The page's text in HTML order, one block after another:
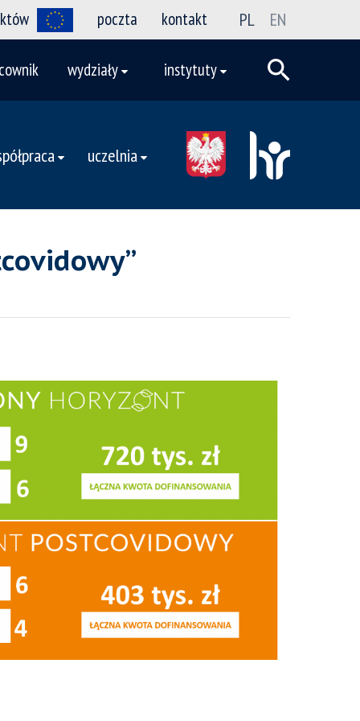
poczta kontakt PL EN
wydziały instytuty
uczelnia